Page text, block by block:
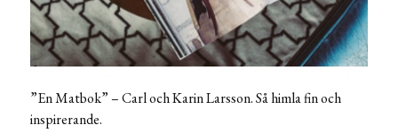
”En Matbok” – Carl och Karin Larsson. Så himla fin och
inspirerande.